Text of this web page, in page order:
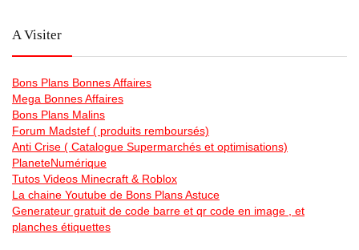
A Visiter
Bons Plans Bonnes Affaires
Mega Bonnes Affaires
Bons Plans Malins
Forum Madstef ( produits remboursés)
Anti Crise ( Catalogue Supermarchés et optimisations)
PlaneteNumérique
Tutos Videos Minecraft & Roblox
La chaine Youtube de Bons Plans Astuce
Generateur gratuit de code barre et qr code en image , et
planches étiquettes